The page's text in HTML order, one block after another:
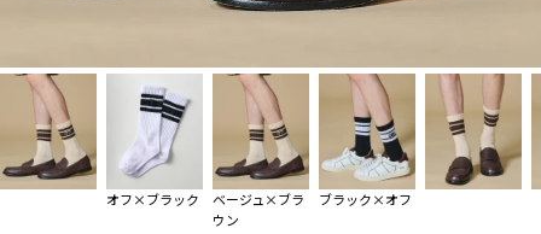
オフ×ブラック
ベージュ×ブラ
ウン
ブラック×オフ